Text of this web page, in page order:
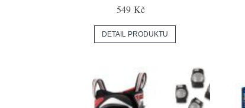
549 Kč
DETAIL PRODUKTU